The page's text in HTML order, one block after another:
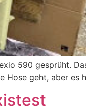
590 gesprüht.
Hose geht, aber es